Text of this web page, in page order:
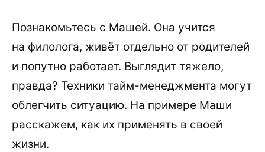
Познакомьтесь с Машей. Она учится
на филолога, живёт отдельно от родителей
и попутно работает. Выглядит тяжело,
правда? Техники тайм-менеджмента могут
облегчить ситуацию. На примере Маши
расскажем, как их применять в своей
жизни.